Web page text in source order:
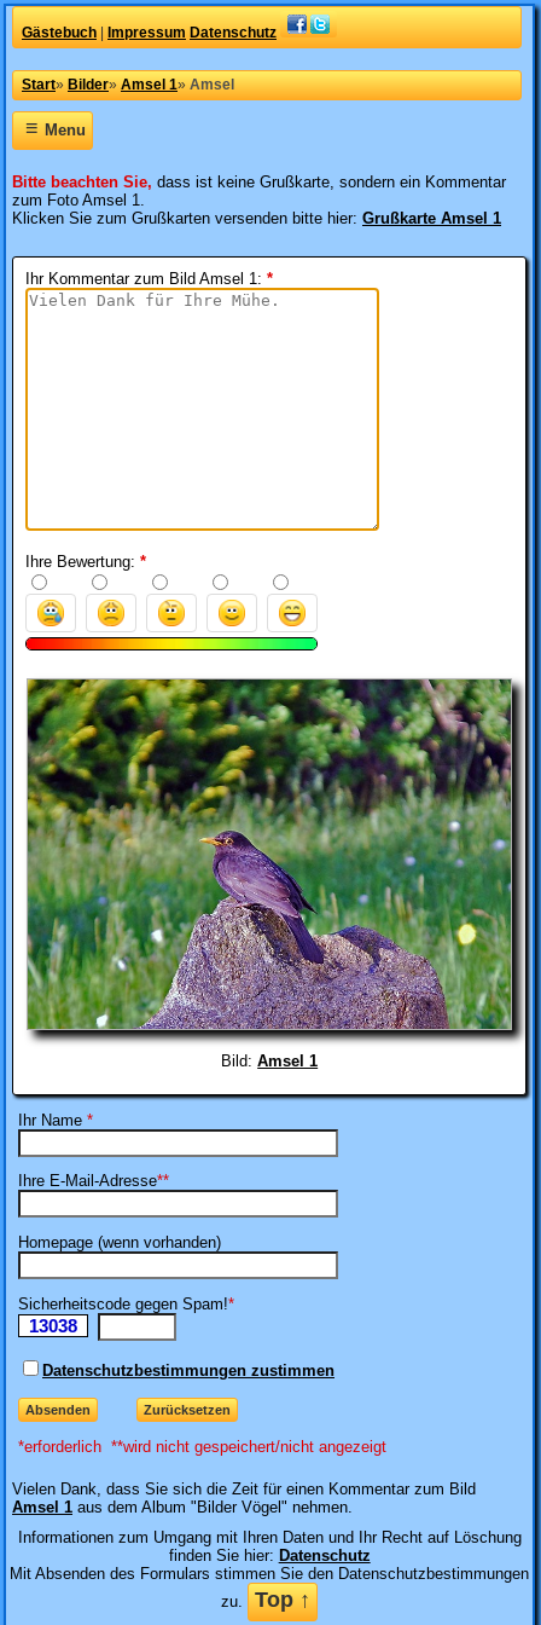
Gästebuch Impressum Datenschutz
Start» Bilder» Amsel 1» Amsel
≡Menu
Bitte beachten Sie, dass ist keine Grußkarte, sondern ein Kommentar
zum Foto Amsel 1.
Klicken Sie zum Grußkarten versenden bitte hier: Grußkarte Amsel 1
Ihr Kommentar zum Bild Amsel 1: *
Ihre Bewertung: *
Bild:Amsel 1
Ihr Name *
Ihre E-Mail-Adresse**
Homepage (wenn vorhanden)
Sicherheitscode gegen Spam!*
13038
Datenschutzbestimmungen zustimmen
*erforderlich **wird nicht gespeichert/nicht angezeigt
Vielen Dank, dass Sie sich die Zeit für einen Kommentar zum Bild
Amsel 1 aus dem Album "Bilder Vögel" nehmen
Informationen zum Umgang mit Ihren Daten und Ihr Recht auf Löschung
finden Sie hier: Datenschutz
Mit Absenden des Formulars stimmen Sie den Datenschutzbestimmungen
zu.
Top ↑